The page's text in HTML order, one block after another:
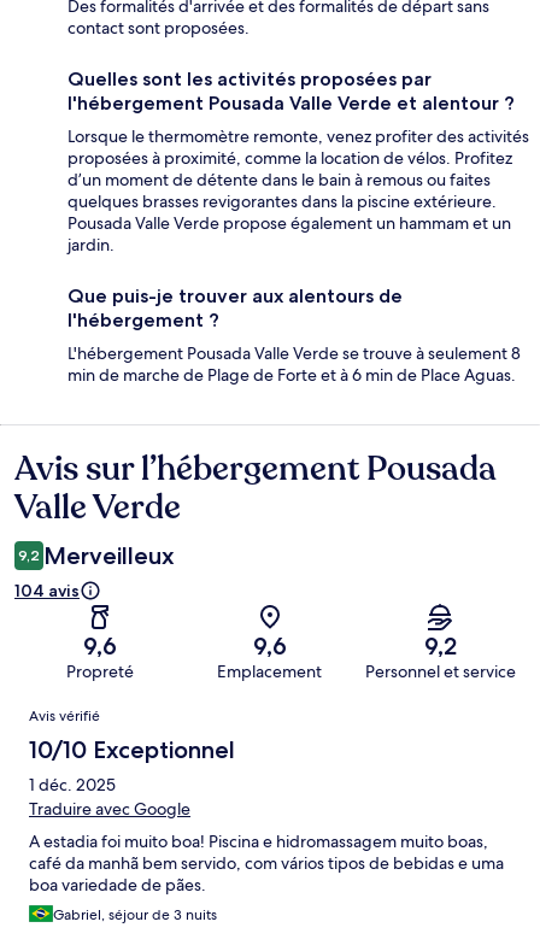
Des formalités d'arrivée et des formalités de départ sans
contact sont proposées.
Quelles sont les activités proposées par
l'hébergement Pousada Valle Verde et alentour ?
Lorsque le thermomètre remonte, venez profiter des activités
proposées à proximité, comme la location de vélos. Profitez
d’un moment de détente dans le bain à remous ou faites
quelques brasses revigorantes dans la piscine extérieure.
Pousada Valle Verde propose également un hammam et un
jardin.
Que puis-je trouver aux alentours de
l'hébergement ?
L'hébergement Pousada Valle Verde se trouve à seulement 8
min de marche de Plage de Forte et à 6 min de Place Aguas.
Avis
Avis sur l’hébergement Pousada
Valle Verde
9,2 Merveilleux
104 avis
9,6
Propreté
9,6
Emplacement
9,2
Personnel et service
Avis
Avis vérifié
10/10 Exceptionnel
1 déc. 2025
Traduire avec Google
A estadia foi muito boa! Piscina e hidromassagem muito boas,
café da manhã bem servido, com vários tipos de bebidas e uma
boa variedade de pães.
Gabriel, séjour de 3 nuits